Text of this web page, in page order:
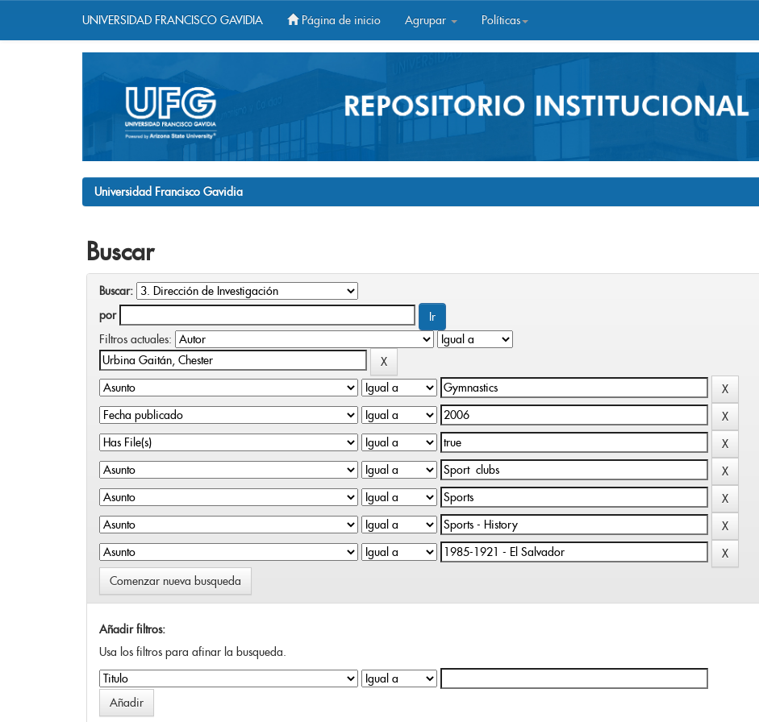
UNIVERSIDAD FRANCISCO GAVIDIA Página de inicio Agrupar Políticas
Universidad Francisco Gavidia
Buscar
Buscar:
por
Filtros actuales:
Comenzar nueva busqueda
Añadir filtros:
Usa los filtros para afinar la busqueda.